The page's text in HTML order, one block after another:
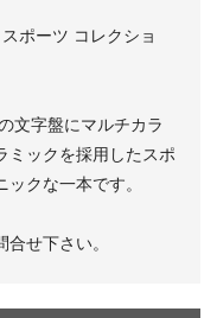
ポーツ コレクショ
文字盤にマルチカラ
ミックを採用したスポ
クな一本です。
せ下さい。